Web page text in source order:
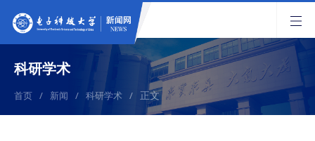
科研学术
首页 / 新闻 / 科研学术 / 正文